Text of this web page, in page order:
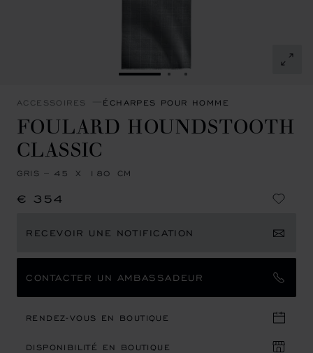
ALLER À LA DIAPOSITIVE 1
ALLER À LA
ALLER À LA
ACCESSOIRES ÉCHARPES POUR HOMME
FOULARD HOUNDSTOOTH
CLASSIC
GRIS – 45 X 180 CM
€ 354
RECEVOIR UNE NOTIFICATION
CONTACTER UN AMBASSADEUR
RENDEZ-VOUS EN BOUTIQUE
DISPONIBILITÉ EN BOUTIQUE